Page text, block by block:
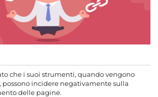
che i suoi strumenti, quando vengono
possono incidere negativamente sulla
delle pagine.